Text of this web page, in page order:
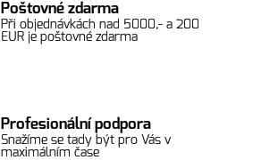
Poštovné zdarma
Při objednávkách nad 5000,- a 200
EUR je poštovné zdarma
Profesionální podpora
Snažíme se tady být pro Vás v
maximálním čase